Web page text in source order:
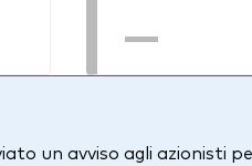
—
un avviso agli azionisti